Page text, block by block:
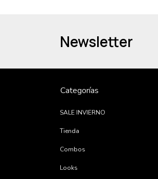
Newsletter
Categorías
SALE INVIERNO
Tienda
Combos
Looks